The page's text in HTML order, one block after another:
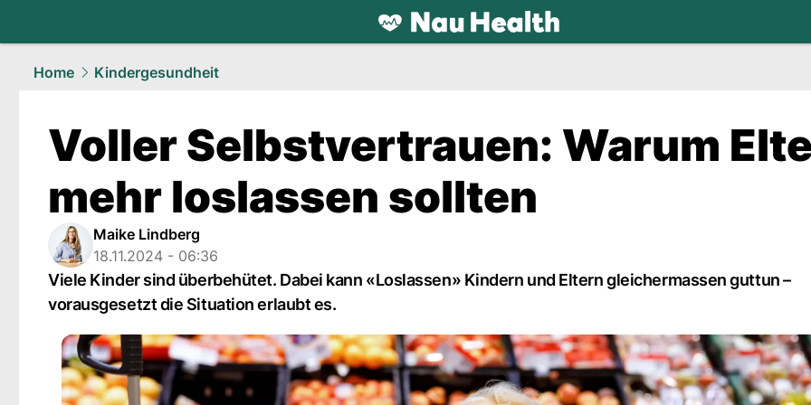
health.NAU.ch
Home
Kindergesundheit
Voller Selbstvertrauen: Warum
mehr loslassen sollten
Maike Lindberg
18.11.2024 - 06:36
Viele Kinder sind überbehütet. Dabei kann «Loslassen» Kindern und Eltern gleichermassen guttun –
vorausgesetzt die Situation erlaubt es.